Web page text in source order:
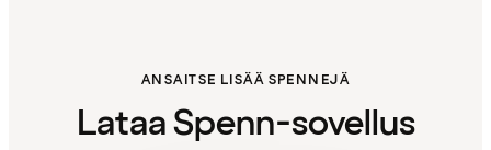
ANSAITSE LISÄÄ SPENNEJÄ
Lataa Spenn-sovellus